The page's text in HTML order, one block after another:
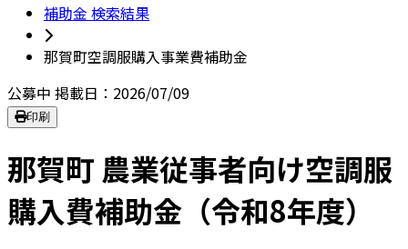
補助金 検索結果
那賀町空調服購入事業費補助金
公募中 掲載日：2026/07/09
印刷
那賀町 農業従事者向け空調服
購入費補助金（令和8年度）